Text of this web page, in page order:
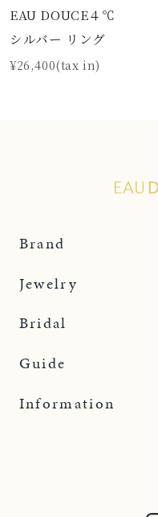
EAU DOUCE４℃
シルバー リング
¥26,400(tax in)
Brand
Jewelry
Bridal
Guide
Information